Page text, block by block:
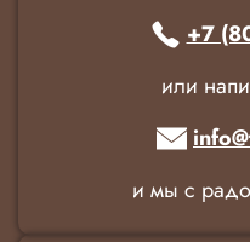
+7
или
и мы с